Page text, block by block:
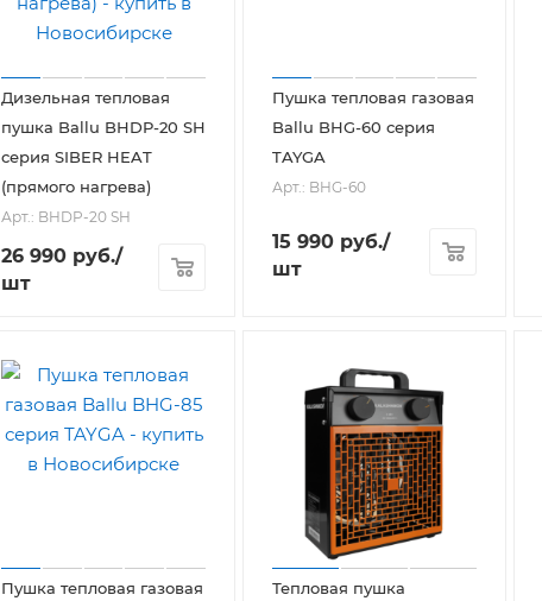
Дизельная тепловая
пушка Ballu BHDP-20 SH
серия SIBER HEAT
(прямого нагрева)
Арт.: BHDP-20 SH
26 990 руб./
шт
Пушка тепловая газовая
Ballu BHG-60 серия
TAYGA
Арт.: BHG-60
15 990 руб./
шт
Пушка тепловая газовая Тепловая пушка